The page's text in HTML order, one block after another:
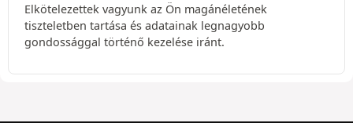
Elkötelezettek vagyunk az Ön magánéletének
tiszteletben tartása és adatainak legnagyobb
gondossággal történő kezelése iránt.